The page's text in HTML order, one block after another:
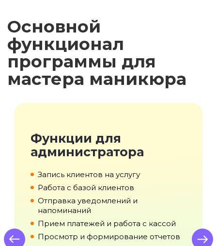
Основной
функционал
программы для
мастера маникюра
Функции для
администратора
Запись клиентов на услугу
Работа с базой клиентов
Отправка уведомлений и
напоминаний
Прием платежей и работа с кассой
Просмотр и формирование отчетовNext